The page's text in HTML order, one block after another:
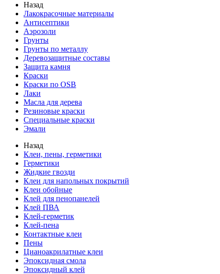
Назад
Лакокрасочные материалы
Антисептики
Аэрозоли
Грунты
Грунты по металлу
Деревозащитные составы
Защита камня
Краски
Краски по OSB
Лаки
Масла для дерева
Резиновые краски
Специальные краски
Эмали
Назад
Клеи, пены, герметики
Герметики
Жидкие гвозди
Клеи для напольных покрытий
Клеи обойные
Клей для пенопанелей
Клей ПВА
Клей-герметик
Клей-пена
Контактные клеи
Пены
Цианоакрилатные клеи
Эпоксидная смола
Эпоксидный клей